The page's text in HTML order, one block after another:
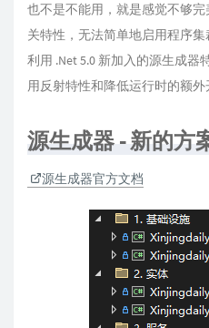
也不是不能用，就是感觉不够
关特性，无法简单地启用程序
利用 .Net 5.0 新加入的源生成
用反射特性和降低运行时的额外
源生成器 - 新的方
源生成器官方文档